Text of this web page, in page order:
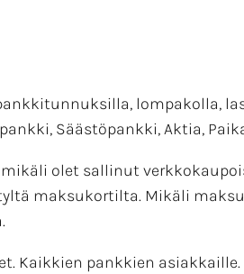
lompakolla,
Säästöpankki, Aktia,
olet sallinut
maksukortilta. Mikäli
Kaikkien pankkien